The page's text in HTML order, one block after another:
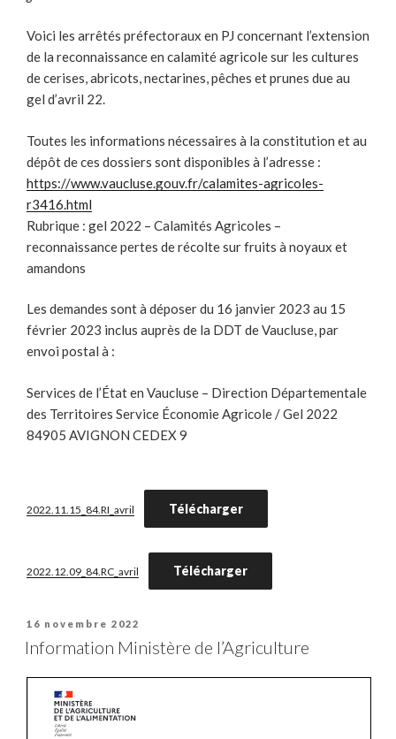
Voici les arrêtés préfectoraux en PJ concernant l’extension
de la reconnaissance en calamité agricole sur les cultures
de cerises, abricots, nectarines, pêches et prunes due au
gel d’avril 22.
Toutes les informations nécessaires à la constitution et au
dépôt de ces dossiers sont disponibles à l’adresse :
https://www.vaucluse.gouv.fr/calamites-agricoles-
r3416.html
Rubrique : gel 2022 – Calamités Agricoles –
reconnaissance pertes de récolte sur fruits à noyaux et
amandons
Les demandes sont à déposer du 16 janvier 2023 au 15
février 2023 inclus auprès de la DDT de Vaucluse, par
envoi postal à :
Services de l’État en Vaucluse – Direction Départementale
des Territoires Service Économie Agricole / Gel 2022
84905 AVIGNON CEDEX 9
2022.11.15_84.RI_avril Télécharger
2022.12.09_84.RC_avril Télécharger
Publié
16 novembre 2022
Information Ministère de l’Agriculture